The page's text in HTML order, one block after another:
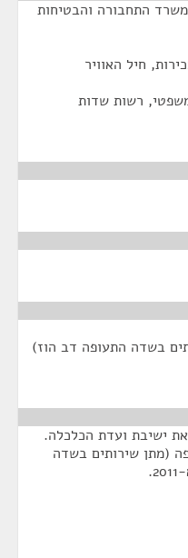
התחבורה והבטיחות
חיל האוויר
רשות שדות
בשדה התעופה דב הוז)
ישיבת ועדת הכלכלה.
(מתן שירותים בשדה